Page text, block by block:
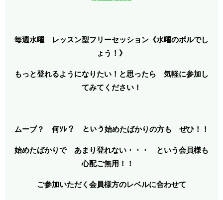
毎週水曜 レッスン型フリーセッション《水曜のボルでし
ょう！》
もっと登れるようになりたい！と思ったら 気軽に参加し
てみてください！
ムーブ？ 何ｿﾚ？ という始めたばかりの方も ぜひ！！
始めたばかりで あまり登れない・・・ という会員様も
心配ご無用！！
ご参加いただく会員様方のレベルに合わせて